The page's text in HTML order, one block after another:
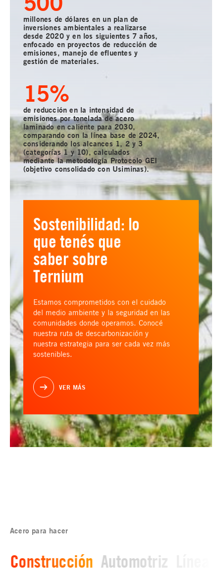
millones de dólares en un plan de
inversiones ambientales a realizarse
desde 2020 y en los siguientes 7 años,
enfocado en proyectos de reducción de
emisiones, manejo de efluentes y
gestión de materiales.
15%
de reducción en la intensidad de
emisiones por tonelada de acero
laminado en caliente para 2030,
comparando con la línea base de 2024,
considerando los alcances 1, 2 y 3
(categorías 1 y 10), calculados
mediante la metodología Protocolo GEI
(objetivo consolidado con Usiminas).
Sostenibilidad: lo
que tenés que
saber sobre
Ternium
Estamos comprometidos con el cuidado
del medio ambiente y la seguridad en las
comunidades donde operamos. Conocé
nuestra ruta de descarbonización y
nuestra estrategia para ser cada vez más
sostenibles.
VER MÁS
Acero para hacer
Construcción Automotriz